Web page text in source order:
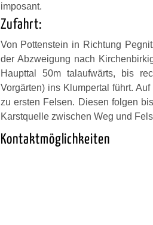
imposant.
Zufahrt:
Von Pottenstein in Richtung
der Abzweigung nach
Haupttal 50m talaufwärts, bis
Vorgärten) ins Klumpertal führt.
zu ersten Felsen. Diesen folgen
Karstquelle zwischen Weg und
Kontaktmöglichkeiten